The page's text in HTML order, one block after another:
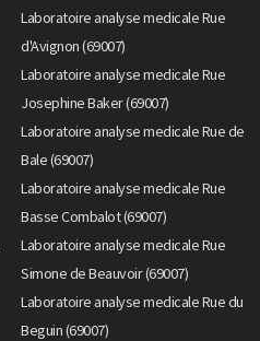
Laboratoire analyse medicale Rue
d'Avignon (69007)
Laboratoire analyse medicale Rue
Josephine Baker (69007)
Laboratoire analyse medicale Rue de
Bale (69007)
Laboratoire analyse medicale Rue
Basse Combalot (69007)
Laboratoire analyse medicale Rue
Simone de Beauvoir (69007)
Laboratoire analyse medicale Rue du
Beguin (69007)